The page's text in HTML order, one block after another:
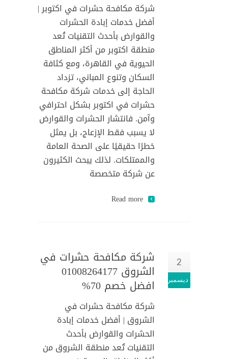
شركة مكافحة حشرات في اكتوبر |
أفضل خدمات إبادة الحشرات
والقوارض بأحدث التقنيات تُعد
منطقة اكتوبر من أكثر المناطق
الحيوية في القاهرة، ومع كثافة
السكان وتنوع المباني، تزداد
الحاجة إلى خدمات شركة مكافحة
حشرات في اكتوبر بشكل احترافي
وآمن. فانتشار الحشرات والقوارض
لا يسبب فقط الإزعاج، بل يمثل
خطرًا حقيقيًا على الصحة العامة
والممتلكات. لذلك يبحث الكثيرون
عن شركة متخصصة
Read more
2
ديسمبر
شركة مكافحة حشرات في
الشروق 01008264177
افضل خصم 70%
شركة مكافحة حشرات في
الشروق | أفضل خدمات إبادة
الحشرات والقوارض بأحدث
التقنيات تُعد منطقة الشروق من